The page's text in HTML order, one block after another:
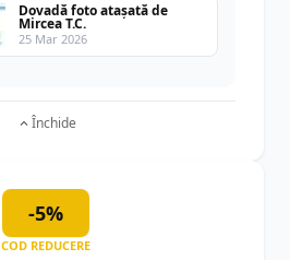
Dovadă foto atașată de
Mircea T.C.
25 Mar 2026
Închide
-5%
COD REDUCERE